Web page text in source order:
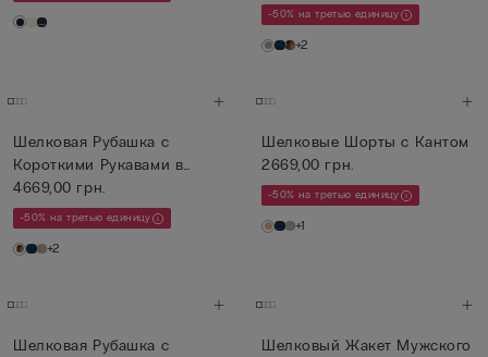
-50% на третью единицу
+2
Шелковая Рубашка с
Короткими Рукавами в
Мужском Ст...
4669,00 грн.
-50% на третью единицу
+2
Шелковые Шорты с Кантом
2669,00 грн.
-50% на третью единицу
+1
Шелковая Рубашка с
Шелковый Жакет Мужского